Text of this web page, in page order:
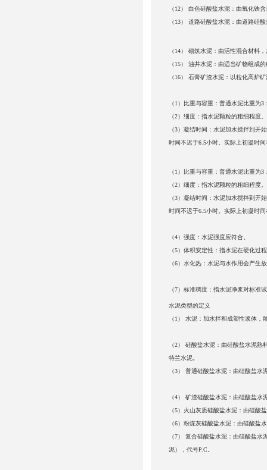
（12） 白色硅酸盐水泥：由氧化铁
（13） 道路硅酸盐水泥：由道路硅
（14） 砌筑水泥：由活性混合材料
（15） 油井水泥：由适当矿物组成
（16） 石膏矿渣水泥：以粒化高炉
（1）比重与容重：普通水泥比重为
（2）细度：指水泥颗粒的粗细程度
（3）凝结时间：水泥加水搅拌到开
时间不迟于6.5小时。实际上初凝时
（1）比重与容重：普通水泥比重为
（2）细度：指水泥颗粒的粗细程度
（3）凝结时间：水泥加水搅拌到开
时间不迟于6.5小时。实际上初凝时
（4）强度：水泥强度应符合。
（5）体积安定性：指水泥在硬化过
（6）水化热：水泥与水作用会产生
（7）标准稠度：指水泥净浆对标准
水泥类型的定义
（1） 水泥：加水拌和成塑性浆体
（2） 硅酸盐水泥：由硅酸盐水泥熟
特兰水泥。
（3） 普通硅酸盐水泥：由硅酸盐水
（4） 矿渣硅酸盐水泥：由硅酸盐
（5）火山灰质硅酸盐水泥：由硅酸
（6）粉煤灰硅酸盐水泥：由硅酸盐
（7） 复合硅酸盐水泥：由硅酸盐
泥）， 代号P.C。